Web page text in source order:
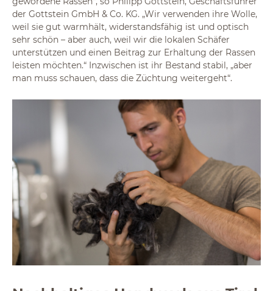
der Gottstein GmbH & Co. KG. „Wir verwenden ihre Wolle,
weil sie gut warmhält, widerstandsfähig ist und optisch
sehr schön – aber auch, weil wir die lokalen Schäfer
unterstützen und einen Beitrag zur Erhaltung der Rassen
leisten möchten.“ Inzwischen ist ihr Bestand stabil, „aber
man muss schauen, dass die Züchtung weitergeht“.